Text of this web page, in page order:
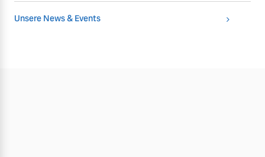
Unsere News & Events